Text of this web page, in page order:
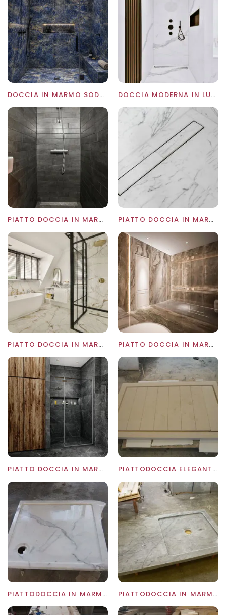
DOCCIA IN MARMO SODALITE DOCCIA MODERNA IN LUSSUOSO MARMO CALACATTA.
PIATTO DOCCIA IN MARMO ARDESIA NERA PIATTO DOCCIA IN MARMO CALACATTA
PIATTO DOCCIA IN MARMO CALACATTA PIATTO DOCCIA IN MARMO FRAPPUCCINO
PIATTO DOCCIA IN MARMO GRIGIO OCEANO PIATTODOCCIA ELEGANTE IN MARMO VESELJE.
PIATTODOCCIA IN MARMO CALACATTA PIATTODOCCIA IN MARMO CARRARA CD